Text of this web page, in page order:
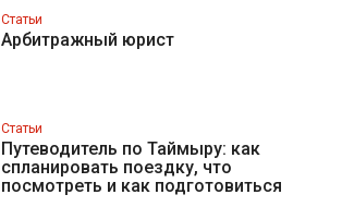
Статьи
Арбитражный юрист
Статьи
Путеводитель по Таймыру: как
спланировать поездку, что
посмотреть и как подготовиться